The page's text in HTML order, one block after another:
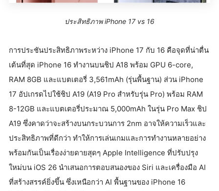
ประสิทธิภาพ iPhone 17 vs 16
การประชันประสิทธิภาพระหว่าง iPhone 17 กับ 16 คือจุดที่น่าตื่น
เต้นที่สุด iPhone 16 ทำงานบนชิป A18 พร้อม GPU 6-core,
RAM 8GB และแบตเตอรี่ 3,561mAh (รุ่นพื้นฐาน) ส่วน iPhone
17 อัปเกรดไปใช้ชิป A19 (A19 Pro สำหรับรุ่น Pro) พร้อม RAM
8-12GB และแบตเตอรี่ประมาณ 5,000mAh ในรุ่น Pro Max ชิป
A19 ซึ่งคาดว่าจะสร้างบนกระบวนการ 2nm อาจให้ความเร็วและ
ประสิทธิภาพที่ดีกว่า ทำให้การเล่นเกมและการทำงานหลายอย่าง
พร้อมกันเป็นเรื่องง่ายดายสุดๆ Apple Intelligence ที่ปรับปรุง
ใหม่บน iOS 26 นำเสนอการตอบสนองของ Siri และเครื่องมือ AI
ที่สร้างสรรค์ยิ่งขึ้น ซึ่งเหนือกว่า AI พื้นฐานของ iPhone 16